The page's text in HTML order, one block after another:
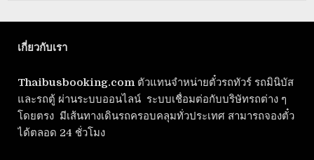
เกี่ยวกับเรา
Thaibusbooking.com ตัวแทนจำหน่ายตั๋วรถทัวร์ รถมินิบัส
และรถตู้ ผ่านระบบออนไลน์ ระบบเชื่อมต่อกับบริษัทรถต่าง ๆ
โดยตรง มีเส้นทางเดินรถครอบคลุมทั่วประเทศ สามารถจองตั๋ว
ได้ตลอด 24 ชั่วโมง